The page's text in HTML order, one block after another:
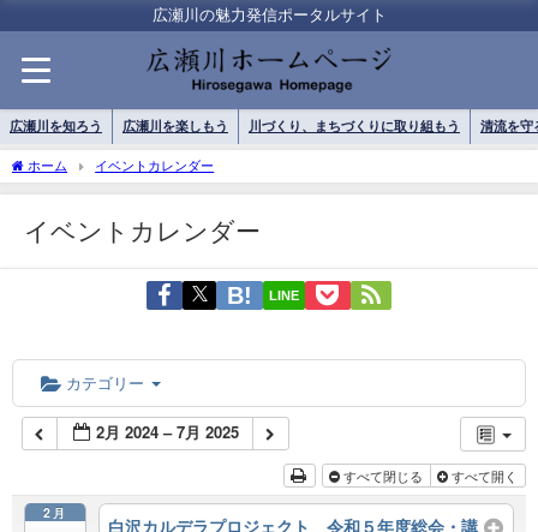
広瀬川の魅力発信ポータルサイト
広瀬川を知ろう 広瀬川を楽しもう 川づくり、まちづくりに取り組もう 清流を守
ホーム イベントカレンダー
イベントカレンダー
LINE
カテゴリー
2月 2024 – 7月 2025
すべて閉じる すべて開く
2月
白沢カルデラプロジェクト 令和５年度総会・講